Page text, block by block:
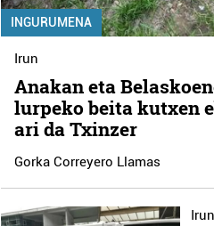
INGURUMENA
Irun
Anakan eta
lurpeko beita kutxen
ari da Txinzer
Gorka Correyero Llamas
Irun